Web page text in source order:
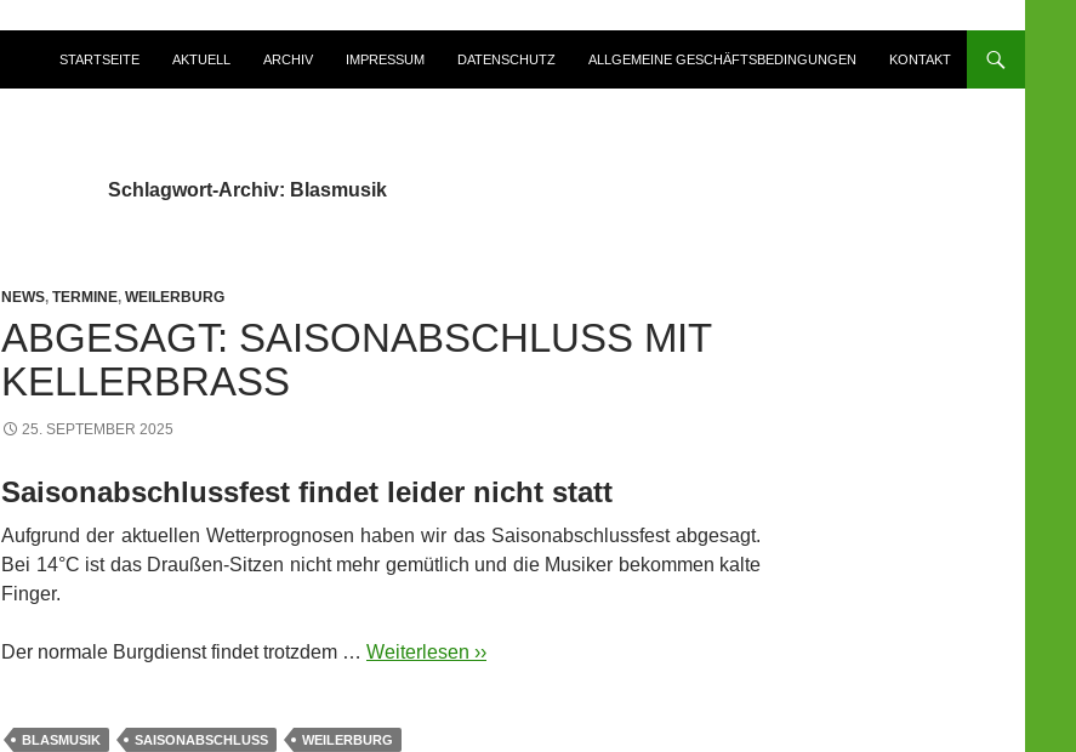
STARTSEITE AKTUELL ARCHIV IMPRESSUM DATENSCHUTZ ALLGEMEINE GESCHÄFTSBEDINGUNGEN KONTAKT
Schlagwort-Archiv: Blasmusik
NEWS, TERMINE, WEILERBURG
ABGESAGT: SAISONABSCHLUSS MIT
KELLERBRASS
25. SEPTEMBER 2025
Saisonabschlussfest findet leider nicht statt
Aufgrund der aktuellen Wetterprognosen haben wir das Saisonabschlussfest abgesagt.
Bei 14°C ist das Draußen-Sitzen nicht mehr gemütlich und die Musiker bekommen kalte
Finger.
Der normale Burgdienst findet trotzdem … Weiterlesen ››
BLASMUSIK SAISONABSCHLUSS WEILERBURG